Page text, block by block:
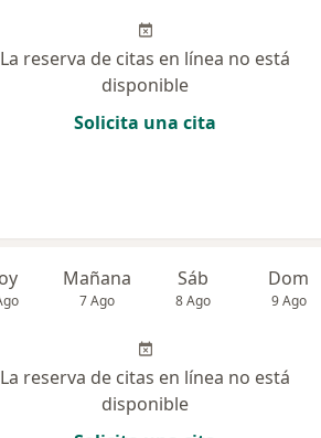
La reserva de citas en línea no está
disponible
Solicita una cita
Mañana
7 Ago
Sáb
8 Ago
Dom
9 Ago
La reserva de citas en línea no está
disponible